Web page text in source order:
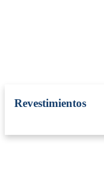
Revestimientos